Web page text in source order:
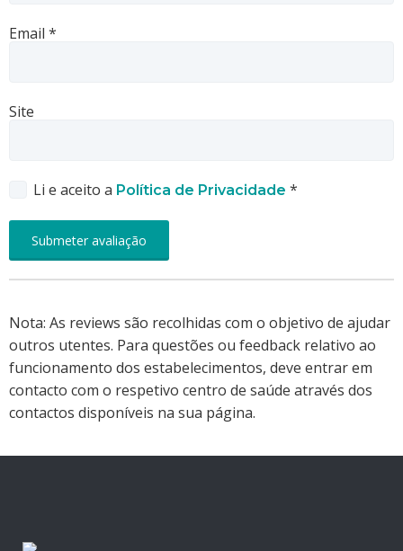
Email *
Site
Li e aceito a Política de Privacidade *
Nota: As reviews são recolhidas com o objetivo de ajudar
outros utentes. Para questões ou feedback relativo ao
funcionamento dos estabelecimentos, deve entrar em
contacto com o respetivo centro de saúde através dos
contactos disponíveis na sua página.